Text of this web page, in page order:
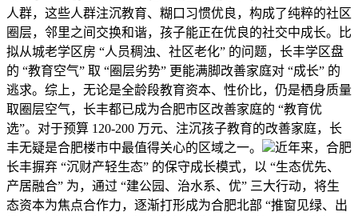
人群，这些人群注沉教育、糊口习惯优良，构成了纯粹的社区
圈层，邻里之间交换和谐，孩子能正在优良的社交中成长。比
拟从城老学区房 “人员稠浊、社区老化” 的问题，长丰学区盘
的 “教育空气” 取 “圈层劣势” 更能满脚改善家庭对 “成长” 的
逃求。综上，无论是全龄段教育资本、性价比，仍是栖身质量
取圈层空气，长丰都已成为合肥市区改善家庭的 “教育优
选”。对于预算 120-200 万元、注沉孩子教育的改善家庭，长
丰无疑是合肥楼市中最值得关心的区域之一。
近年来，合肥
长丰摒弃 “沉财产轻生态” 的保守成长模式，以 “生态优先、
产居融合” 为，通过 “建公园、治水系、优” 三大行动，将生
态资本为焦点合作力，逐渐打形成为合肥北部 “推窗见绿、出